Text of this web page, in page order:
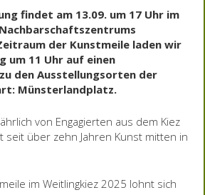
findet am 13.09. um 17 Uhr im
der Kunstmeile laden wir
um 11 Uhr auf einen
den Ausstellungsorten der
Münsterlandplatz.
von Engagierten aus dem Kiez
seit über zehn Jahren Kunst mitten in
im Weitlingkiez 2025 lohnt sich